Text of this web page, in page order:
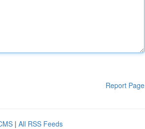
Report Page
| All RSS Feeds